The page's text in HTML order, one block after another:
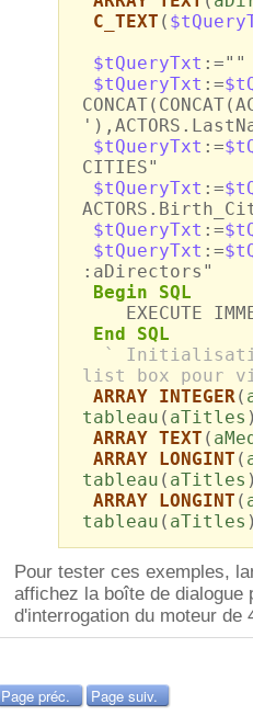
C_TEXT (
$tQueryTxt :=""
$tQueryTxt :=
$tQueryTxt :=
CITIES"
$tQueryTxt :=
$tQueryTxt :=
$tQueryTxt :=
:aDirectors"
Begin SQL
EXECUTE
End SQL
`
list box pour
ARRAY INTEGER(
tableau ( aTitles
ARRAY TEXT (
ARRAY LONGINT (
tableau ( aTitles
ARRAY LONGINT (
tableau ( aTitles
Pour tester ces exemples,
affichez la boîte de dialogue
d'interrogation du moteur
Page préc. Page suiv.